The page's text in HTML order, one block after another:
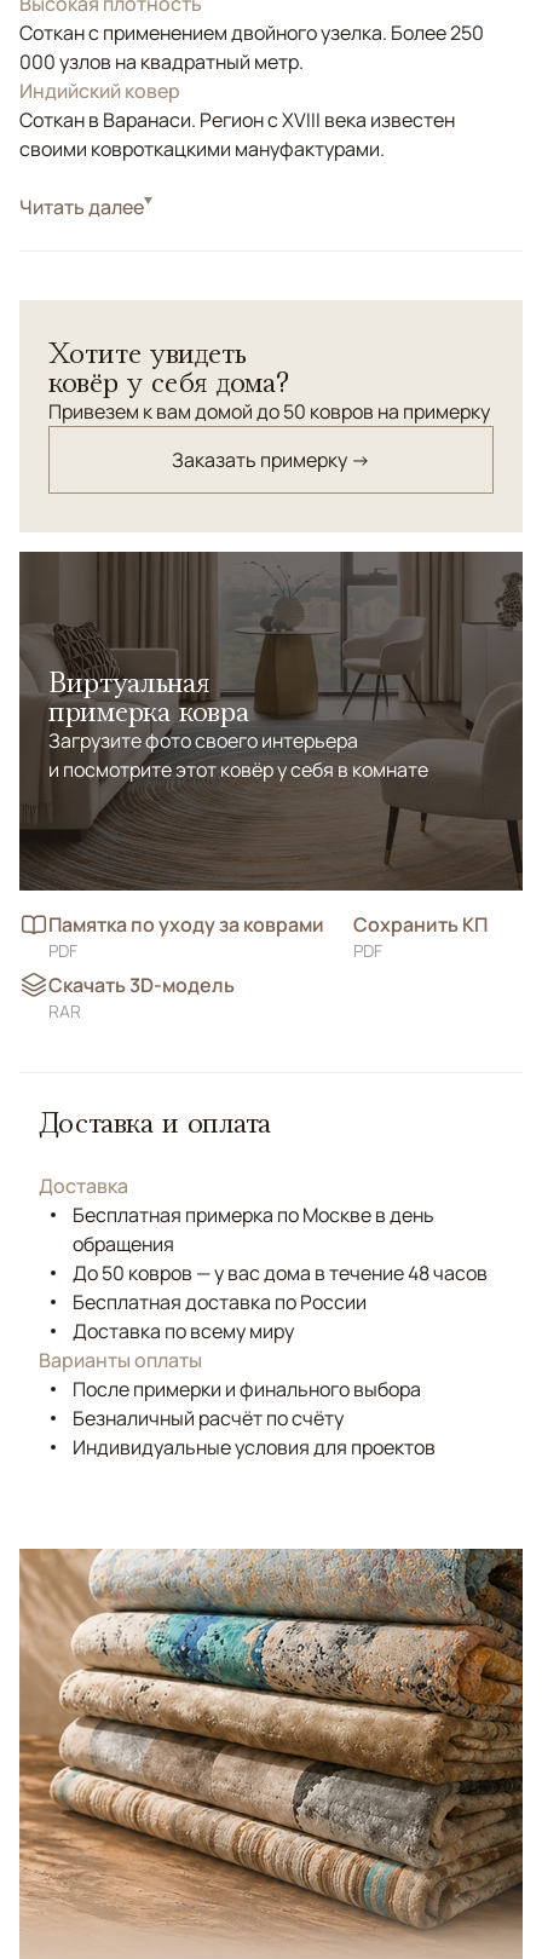
Соткан с применением двойного узелка. Более 250
000 узлов на квадратный метр.
Индийский ковер
Соткан в Варанаси. Регион с XVIII века известен
своими ковроткацкими мануфактурами.
СтильКлассические
Читать далее
Хотите увидеть
ковёр у себя дома?
Привезем к вам домой до 50 ковров на примерку
Заказать примерку →
Виртуальная
примерка ковра
Загрузите фото своего интерьера
и посмотрите этот ковёр у себя в комнате
Памятка по уходу за коврами
PDF
Сохранить КП
PDF
Скачать 3D-модель
RAR
Доставка и оплата
Доставка
Бесплатная примерка по Москве в день
обращения
До 50 ковров — у вас дома в течение 48 часов
Бесплатная доставка по России
Доставка по всему миру
Варианты оплаты
После примерки и финального выбора
Безналичный расчёт по счёту
Индивидуальные условия для проектов